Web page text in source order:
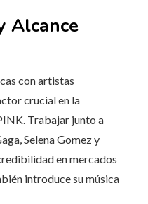
Alcance
con artistas
crucial en la
Trabajar junto a
Selena Gomez y
en mercados
introduce su música